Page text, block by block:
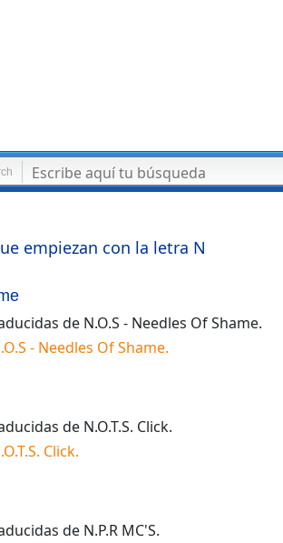
empiezan con la letra N
de N.O.S - Needles Of Shame.
- Needles Of Shame.
de N.O.T.S. Click.
Click.
de N.P.R MC'S.